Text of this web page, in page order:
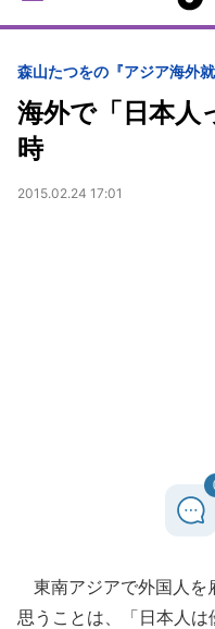
森山たつをの『アジア海外
海外で「日本人
時
2015.02.24 17:01
東南アジアで外国人を
思うことは、「日本人は